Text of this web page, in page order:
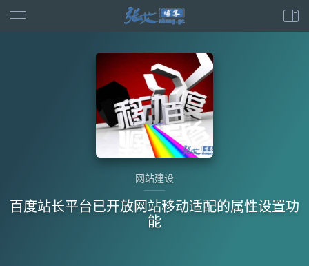
网站建设
百度站长平台已开放网站移动适配的属性设置功
能